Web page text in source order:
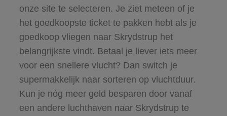
onze site te selecteren. Je ziet meteen of je
het goedkoopste ticket te pakken hebt als je
goedkoop vliegen naar Skrydstrup het
belangrijkste vindt. Betaal je liever iets meer
voor een snellere vlucht? Dan switch je
supermakkelijk naar sorteren op vluchtduur.
Kun je nóg meer geld besparen door vanaf
een andere luchthaven naar Skrydstrup te